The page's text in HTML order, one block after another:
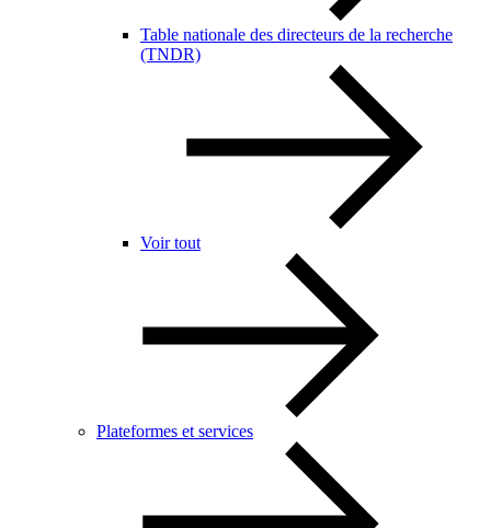
Table nationale des directeurs de la recherche
(TNDR)
Voir tout
Plateformes et services